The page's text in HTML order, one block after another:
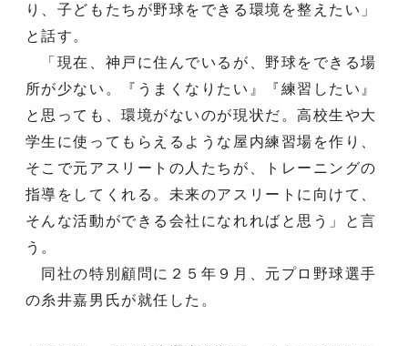
り、子どもたちが野球をできる環境を整えたい」
と話す。
「現在、神戸に住んでいるが、野球をできる場
所が少ない。『うまくなりたい』『練習したい』
と思っても、環境がないのが現状だ。高校生や大
学生に使ってもらえるような屋内練習場を作り、
そこで元アスリートの人たちが、トレーニングの
指導をしてくれる。未来のアスリートに向けて、
そんな活動ができる会社になれればと思う」と言
う。
同社の特別顧問に２５年９月、元プロ野球選手
の糸井嘉男氏が就任した。